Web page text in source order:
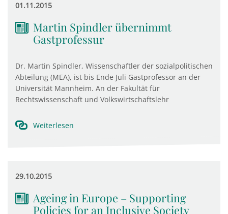
01.11.2015
Martin Spindler übernimmt
Gastprofessur
Dr. Martin Spindler, Wissenschaftler der sozialpolitischen
Abteilung (MEA), ist bis Ende Juli Gastprofessor an der
Universität Mannheim. An der Fakultät für
Rechtswissenschaft und Volkswirtschaftslehr
Weiterlesen
29.10.2015
Ageing in Europe – Supporting
Policies for an Inclusive Society